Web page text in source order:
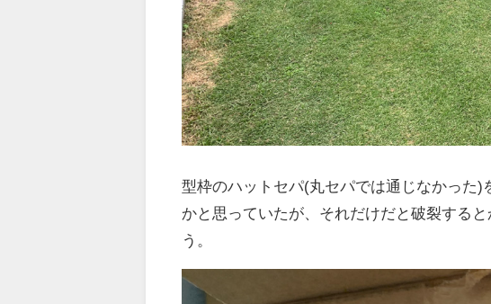
型枠のハットセパ(丸セパでは通じなかった
かと思っていたが、それだけだと破裂する
う。